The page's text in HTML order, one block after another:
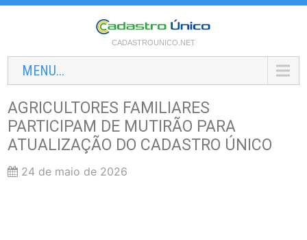
CADASTROUNICO.NET
MENU...
AGRICULTORES FAMILIARES
PARTICIPAM DE MUTIRÃO PARA
ATUALIZAÇÃO DO CADASTRO ÚNICO
24 de maio de 2026